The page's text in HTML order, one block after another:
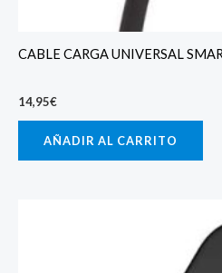
CABLE CARGA UNIVERSAL
14,95€
AÑADIR AL CARRITO